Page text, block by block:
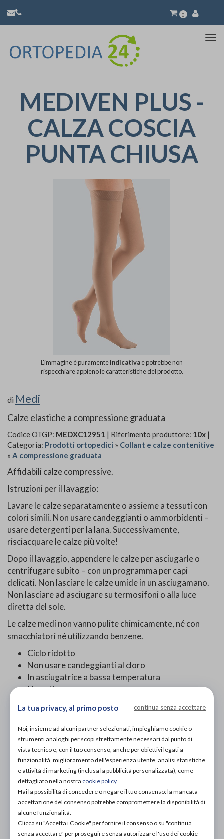
0
MEDIVEN PLUS -
CALZA COSCIA
PUNTA CHIUSA
L'immagine è puramenteindicativae potrebbe non
rispecchiare appieno le caratteristiche del prodotto.
di Medi
Calze elastiche a compressione graduata
Codice OTGP: MEDXC12951 | Riferimento produttore: 10x |
Categoria: Prodotti ortopedici » Collant e calze contenitive
» A compressione graduata
Affidabili calze compressive.
Istruzioni per il lavaggio:
Lavare le calze separatamente o assieme a tessuti con
colori simili. Non usare candeggianti o ammorbidenti –
usare detergenti per la lana. Successivamente,
risciacquare le calze più volte!
Dopo il lavaggio, appendere le calze per asciugarle o
centrifugare subito – con un programma per capi
delicati. Non lasciare le calze umide in un asciugamano.
Non lasciare ad asciugare su termosifoni o alla luce
diretta del sole.
Le calze medi non vanno pulite chimicamente, né con
smacchiatori né utilizzando benzene.
Ciclo ridotto
Non usare candeggianti al cloro
In asciugatrice a bassa temperatura
Non stirare
PROVA E ACQUISTA IN NEGOZIO
NON DISPONIBILE
PROVA E NOLEGGIA IN NEGOZIO
NON DISPONIBILE
ACQUISTA ONLINE
DA113,00€
La tua privacy, al primo posto continua senza accettare
Noi, insieme ad alcuni partner selezionati, impieghiamo cookie o
strumenti analoghi per scopi strettamente necessari dal punto di
vista tecnico e, con il tuo consenso, anche per obiettivi legati a
funzionalità, miglioramento dell'esperienza utente, analisi statistiche
e attività di marketing (inclusa la pubblicità personalizzata), come
dettagliato nella nostra cookie policy.
Hai la possibilità di concedere o negare il tuo consenso: la mancata
accettazione del consenso potrebbe compromettere la disponibilità di
alcune funzionalità.
Clicca su "Accetta i Cookie" per fornire il consenso o su "continua
senza accettare" per proseguire senza autorizzare l'uso dei cookie